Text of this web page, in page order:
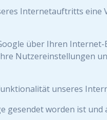
Internetauftritts eine
über Ihren
Nutzereinstellungen
unseres
worden ist und